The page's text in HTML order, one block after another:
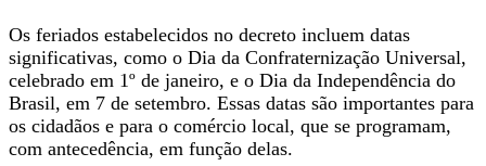
Os feriados estabelecidos no decreto incluem datas
significativas, como o Dia da Confraternização Universal,
celebrado em 1º de janeiro, e o Dia da Independência do
Brasil, em 7 de setembro. Essas datas são importantes para
os cidadãos e para o comércio local, que se programam,
com antecedência, em função delas.